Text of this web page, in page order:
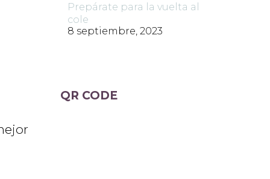
Prepárate para la vuelta al
cole
8 septiembre, 2023
QR CODE